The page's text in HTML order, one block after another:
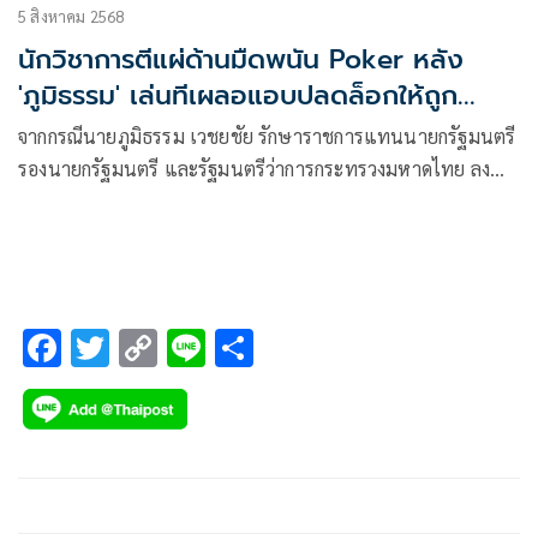
5 สิงหาคม 2568
นักวิชาการตีแผ่ด้านมืดพนัน Poker หลัง
'ภูมิธรรม' เล่นทีเผลอแอบปลดล็อกให้ถูก
กฎหมาย แนะสว.ถอดถอน
จากกรณีนายภูมิธรรม เวชยชัย รักษาราชการแทนนายกรัฐมนตรี
รองนายกรัฐมนตรี และรัฐมนตรีว่าการกระทรวงมหาดไทย ลง
F
ac
e
T
wi
tt
C
o
p
Li